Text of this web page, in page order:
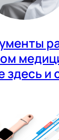
здесь и